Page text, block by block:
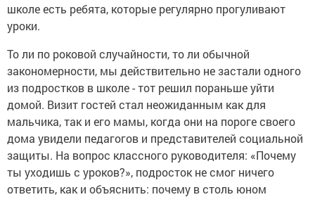
школе есть ребята, которые регулярно прогуливают
уроки.
То ли по роковой случайности, то ли обычной
закономерности, мы действительно не застали одного
из подростков в школе - тот решил пораньше уйти
домой. Визит гостей стал неожиданным как для
мальчика, так и его мамы, когда они на пороге своего
дома увидели педагогов и представителей социальной
защиты. На вопрос классного руководителя: «Почему
ты уходишь с уроков?», подросток не смог ничего
ответить, как и объяснить: почему в столь юном